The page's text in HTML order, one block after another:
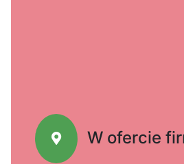
W ofercie